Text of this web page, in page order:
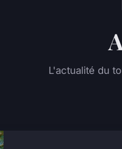
L'actualité du